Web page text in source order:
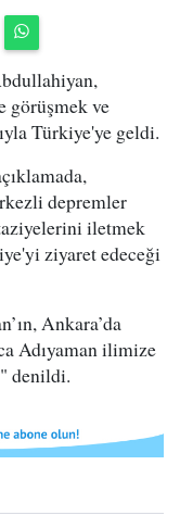
görüşmek ve
Türkiye'ye geldi.
depremler
iletmek
ziyaret edeceği
Ankara’da
Adıyaman ilimize
denildi.